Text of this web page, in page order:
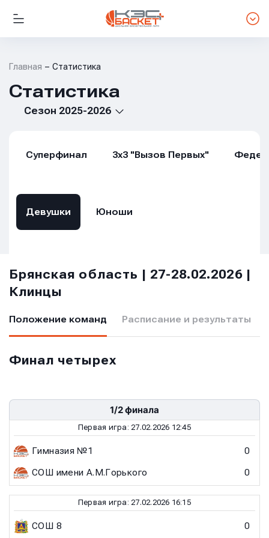
Главная Статистика
Статистика
Сезон 2025-2026
Суперфинал 3х3 "Вызов Первых"
Девушки Юноши